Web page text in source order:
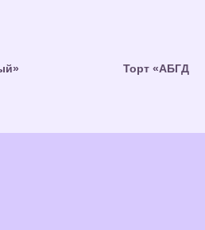
Торт «АБГД»